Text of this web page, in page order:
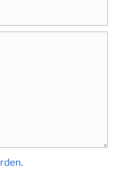
.